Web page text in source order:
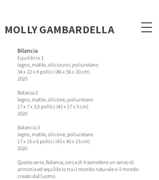
MOLLY GAMBARDELLA
Bilancia
Equilibrio 1
legno, matite, siliciouno, poliuretano
34 x 22 x 8 pollici (86 x 56 x 20 cm)
2020
Balanza 2
legno, matite, silicone, poliuretano
17 x 7 x 3,5 pollici (43 x 17 x 9 cm)
2020
Balancia 3
legno, matite, silicone, poliuretano
17 x 16 x 6 pollici (43 x 40 x 15 cm)
2020
Questa serie, Balance, cerca di trasmettere un senso di
armonia ed equilibrio tra il mondo naturale e il mondo
creato dall'uomo.